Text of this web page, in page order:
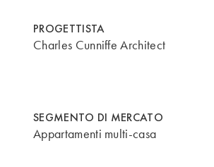
PROGETTISTA
Charles Cunniffe Architect
SEGMENTO DI MERCATO
Appartamenti multi-casa